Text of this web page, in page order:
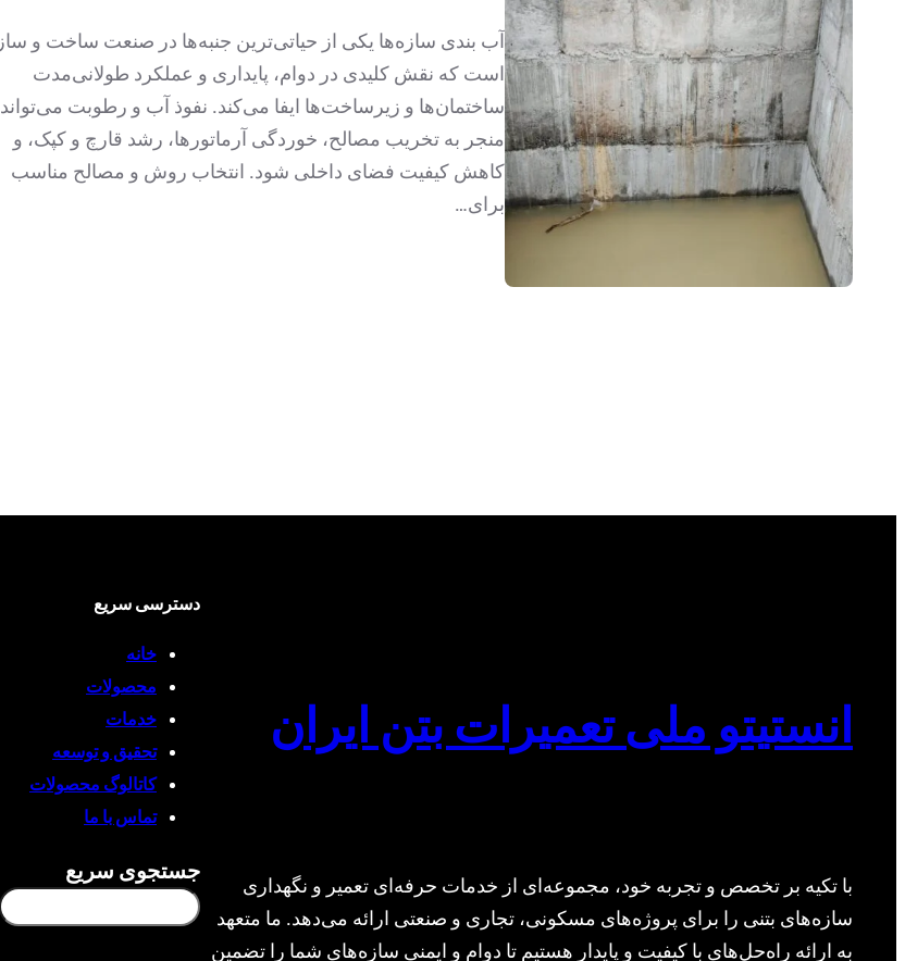
آب بندی سازه‌ها یکی از حیاتی‌ترین جنبه‌ها در صنعت ساخت و ساز
است که نقش کلیدی در دوام، پایداری و عملکرد طولانی‌مدت
ساختمان‌ها و زیرساخت‌ها ایفا می‌کند. نفوذ آب و رطوبت می‌تواند
منجر به تخریب مصالح، خوردگی آرماتورها، رشد قارچ و کپک، و
کاهش کیفیت فضای داخلی شود. انتخاب روش و مصالح مناسب
برای…
انستیتو ملی تعمیرات بتن ایران
با تکیه بر تخصص و تجربه خود، مجموعه‌ای از خدمات حرفه‌ای تعمیر و نگهداری
سازه‌های بتنی را برای پروژه‌های مسکونی، تجاری و صنعتی ارائه می‌دهد. ما متعهد
به ارائه راه‌حل‌های با کیفیت و پایدار هستیم تا دوام و ایمنی سازه‌های شما را تضمین
دسترسی سریع
خانه
محصولات
خدمات
تحقیق و توسعه
کاتالوگ محصولات
تماس با ما
جستجوی سریع